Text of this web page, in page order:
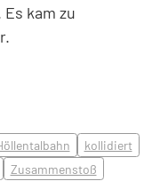
kam zu
kollidiert
Zusammenstoß